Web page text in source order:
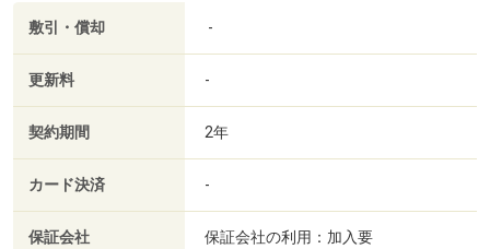
敷引・償却 -
更新料 -
契約期間 2年
カード決済 -
保証会社
保証会社の利用：加入要